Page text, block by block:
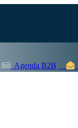
Agenda B2B